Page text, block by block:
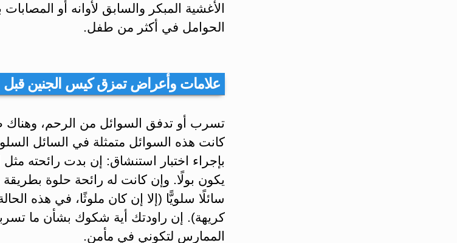
الأغشية المبكر والسابق لأوانه أو المصابات
الحوامل في أكثر من طفل.
علامات وأعراض تمزق كيس الجنين قبل
تسرب أو تدفق السوائل من الرحم، وهناك
كانت هذه السوائل متمثلة في السائل
بإجراء اختبار استنشاق: إن بدت رائحته مثل
يكون بولًا. وإن كانت له رائحة حلوة
سائلًا سلويًّا (إلا إن كان ملوثًا، في هذه
كريهة). إن راودتك أية شكوك بشأن ما
الممارس لتكوني في مأمن.